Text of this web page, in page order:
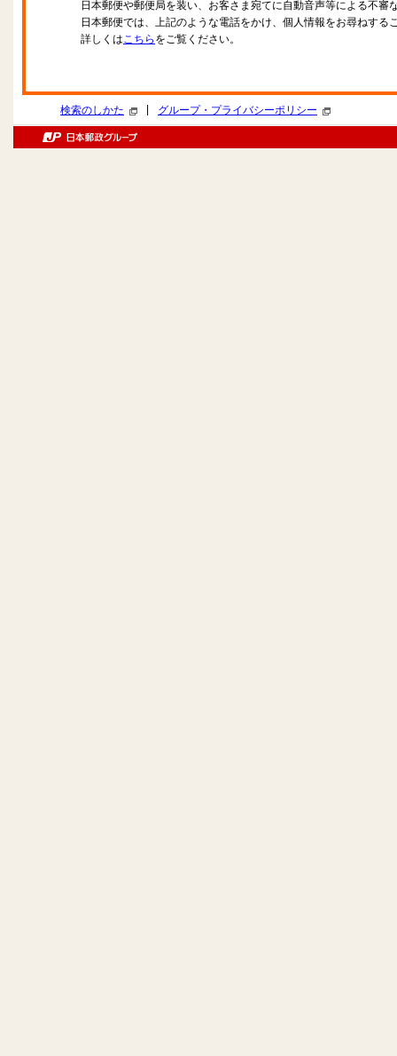
日本郵便や郵便局を装い、お客さま宛てに自動音声等による不審
日本郵便では、上記のような電話をかけ、個人情報をお尋ねする
詳しくはこちら をご覧ください。
検索のしかた グループ・プライバシーポリシー